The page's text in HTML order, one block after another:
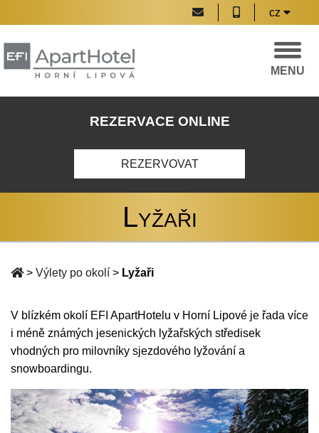
cz
MENU
REZERVACE ONLINE
REZERVOVAT
Lyžaři
> Výlety po okolí > Lyžaři
V blízkém okolí EFI ApartHotelu v Horní Lipové je řada více
i méně známých jesenických lyžařských středisek
vhodných pro milovníky sjezdového lyžování a
snowboardingu.